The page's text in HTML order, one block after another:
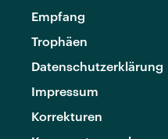
Empfang
Trophäen
Datenschutzerklärung
Impressum
Korrekturen